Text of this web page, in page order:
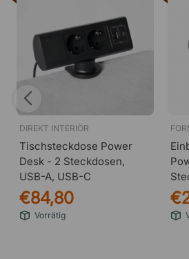
Spezifikation
1 Steckdose, 1 USB-C.
Geeignet für Tischplatten mit
maximal 5 cm.
DIREKT INTERIÖR
Tischsteckdose Power
Desk - 2 Steckdosen,
USB-A, USB-C
€84,80
Vorrätig